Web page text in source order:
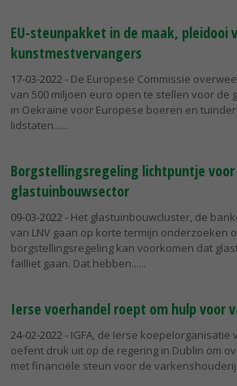
EU-steunpakket in de maak, pleidooi
kunstmestvervangers
17-03-2022 - De Europese Commissie
van 500 miljoen euro open te stellen voor de
in Oekraïne voor Europese boeren en
lidstaten...
Borgstellingsregeling lichtpuntje voor
glastuinbouwsector
09-03-2022 - Het glastuinbouwcluster, de
van LNV gaan op korte termijn onderzoeken
borgstellingsregeling kan voorkomen dat
failliet gaan. Dat hebben...
Ierse voerhandel roept om hulp voor
24-02-2022 - IGFA, de Ierse
oefent druk uit op de regering in Dublin om
met financiële steun voor de